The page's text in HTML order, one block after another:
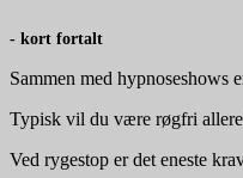
- kort fortalt
Sammen med hypnoseshows
Typisk vil du være røgfri
Ved rygestop er det eneste